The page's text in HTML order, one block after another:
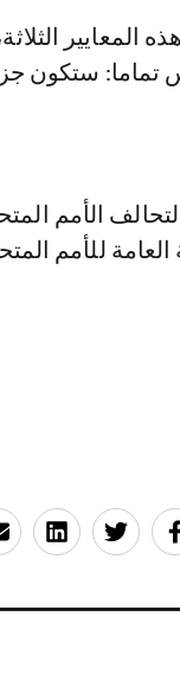
تماما: ستكون
الأمم